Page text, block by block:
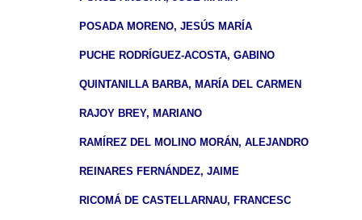
POSADA MORENO, JESÚS MARÍA
PUCHE RODRÍGUEZ-ACOSTA, GABINO
QUINTANILLA BARBA, MARÍA DEL CARMEN
RAJOY BREY, MARIANO
RAMÍREZ DEL MOLINO MORÁN, ALEJANDRO
REINARES FERNÁNDEZ, JAIME
RICOMÁ DE CASTELLARNAU, FRANCESC